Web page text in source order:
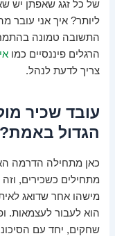
של כל זגג שאפתן יש
ליותר? איך אני עובר
התשובה טמונה
הרגלים פיננסיים כמו
צריך לדעת לנהל.
עובד שכיר
הגדול באמת?
כאן מתחילה הדרמה
מתחילים כשכירים, וזה
מישהו אחר שדואג
הוא לעבור לעצמאות.
שחקים, יחד עם